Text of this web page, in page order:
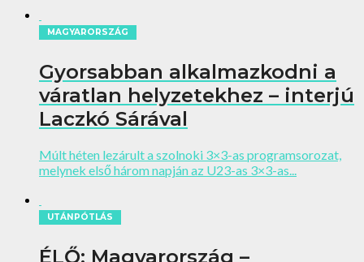
MAGYARORSZÁG
Gyorsabban alkalmazkodni a
váratlan helyzetekhez – interjú
Laczkó Sárával
Múlt héten lezárult a szolnoki 3×3-as programsorozat,
melynek első három napján az U23-as 3×3-as...
UTÁNPÓTLÁS
ÉLŐ: Magyarország –